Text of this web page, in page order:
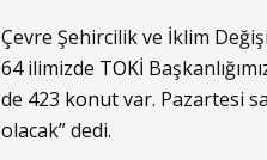
Çevre Şehircilik ve İklim
64 ilimizde TOKİ
de 423 konutvar. Pazartesi
olacak” dedi.